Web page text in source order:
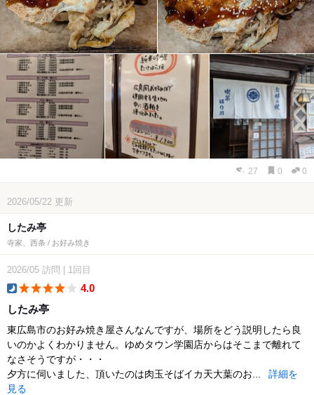
27 0 0
2026/05/22 更新
したみ亭
寺家、西条 / お好み焼き
2026/05 訪問 1回目
4.0
したみ亭
東広島市のお好み焼き屋さんなんですが、場所をどう説明したら良
いのかよくわかりません。ゆめタウン学園店からはそこまで離れて
なさそうですが・・・
夕方に伺いました、頂いたのは肉玉そばイカ天大葉のお...
詳細を
見る